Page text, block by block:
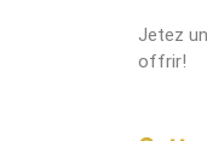
Jetez
offrir!